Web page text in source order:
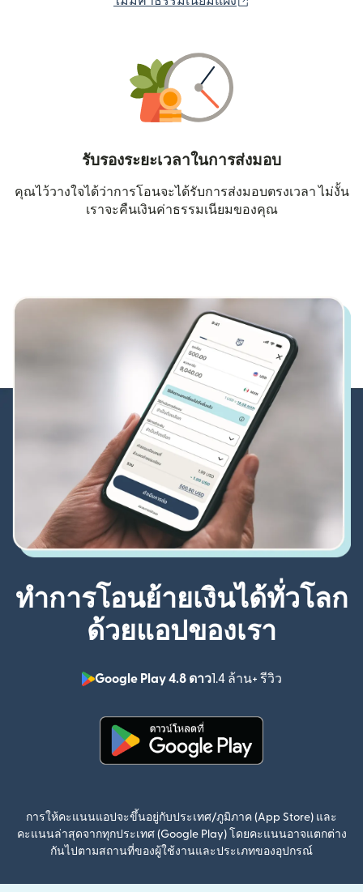
รับรองระยะเวลาในการส่งมอบ
คุณไว้วางใจได้ว่าการโอนจะได้รับการส่งมอบตรงเวลา ไม่งั้น
เราจะคืนเงินค่าธรรมเนียมของคุณ
ทำการโอนย้ายเงินได้ทั่วโลก
ด้วยแอปของเรา
Google Play 4.8 ดาว1.4 ล้าน+ รีวิว
(เปิดในหน้าต่
การให้คะแนนแอปจะขึ้นอยู่กับประเทศ/ภูมิภาค (App Store) และ
คะแนนล่าสุดจากทุกประเทศ (Google Play) โดยคะแนนอาจแตกต่าง
กันไปตามสถานที่ของผู้ใช้งานและประเภทของอุปกรณ์